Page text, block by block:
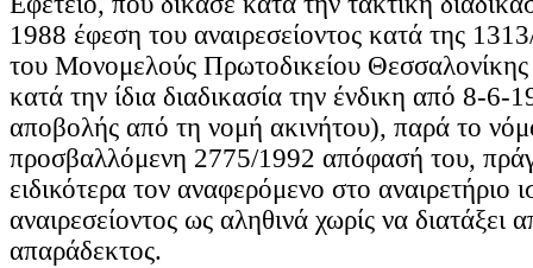
1988 έφεση του αναιρεσείοντος κατά της
του Μονομελούς Πρωτοδικείου Θεσσαλονίκης
κατά την ίδια διαδικασία την ένδικη από 8-6-
αποβολής από τη νομή ακινήτου), παρά το
προσβαλλόμενη 2775/1992 απόφασή του,
ειδικότερα τον αναφερόμενο στο αναιρετήριο
αναιρεσείοντος ως αληθινά χωρίς να διατάξει
απαράδεκτος.